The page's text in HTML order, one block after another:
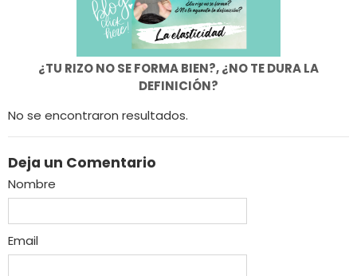
¿TU RIZO NO SE FORMA BIEN?, ¿NO TE DURA LA
DEFINICIÓN?
No se encontraron resultados.
Deja un Comentario
Nombre
Email